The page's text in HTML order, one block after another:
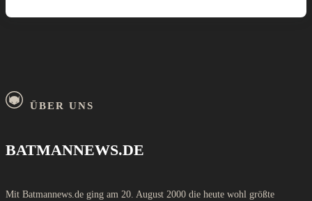
ÜBER UNS
BATMANNEWS.DE
Mit Batmannews.de ging am 20. August 2000 die heute wohl größte